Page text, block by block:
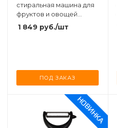
стиральная машина для
фруктов и овощей
Xiaomi Xiaoda Protable
Fruit and Vegetable
1 849 руб./шт
ПОД ЗАКАЗ